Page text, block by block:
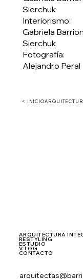
Sierchuk
Interiorismo:
Gabriela
Sierchuk
Fotografía:
Alejandro Peral
< INICIO
ARQUITECTURA
RESTYLING
ESTUDIO
V-LOG
CONTACTO